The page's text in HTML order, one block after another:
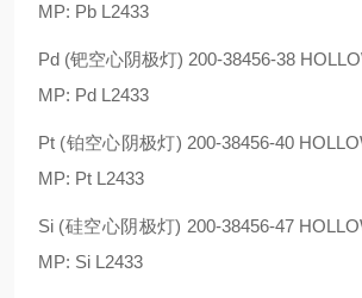
MP: Pb L2433
Pd (钯空心阴极灯) 200-38456-38
MP: Pd L2433
Pt (铂空心阴极灯) 200-38456-40
MP: Pt L2433
Si (硅空心阴极灯) 200-38456-47
MP: Si L2433